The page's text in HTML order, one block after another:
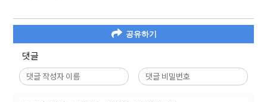
공유하기
댓글